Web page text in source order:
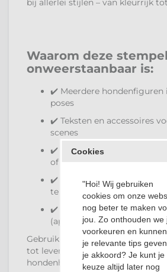
bij allerlei stijlen – van kleurrijk
Waarom deze
onweerstaanbaar is:
✔️ Meerdere hondenfiguren
poses
✔️ Teksten en accessoires
scenes
✔️ Ideaal voor
of grappige kaartjes
✔️ Hoogwaardige clear
te gebruiken en mooi
✔️ Combineerbaar met
(apart verkrijgbaar)
Gebruik alcoholmarkers of
tot leven te brengen, voeg een
hondenhok toe en je kaart is
Cookies
"Hoi! Wij gebruiken
cookies om onze
nog beter te maken
jou. Zo onthouden we
voorkeuren en
je relevante tips
je akkoord? Je kunt je
keuze altijd later nog